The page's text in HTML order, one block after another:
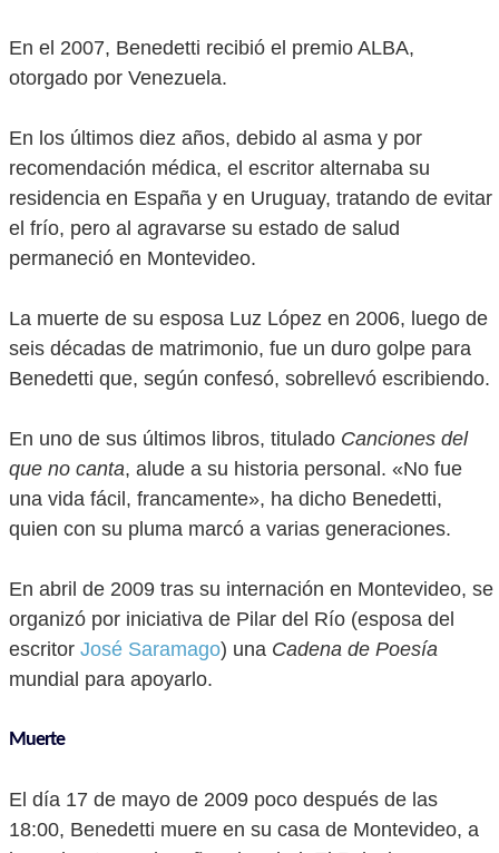
En el 2007, Benedetti recibió el premio ALBA,
otorgado por Venezuela.
En los últimos diez años, debido al asma y por
recomendación médica, el escritor alternaba su
residencia en España y en Uruguay, tratando de evitar
el frío, pero al agravarse su estado de salud
permaneció en Montevideo.
La muerte de su esposa Luz López en 2006, luego de
seis décadas de matrimonio, fue un duro golpe para
Benedetti que, según confesó, sobrellevó escribiendo.
En uno de sus últimos libros, titulado Canciones del
que no canta, alude a su historia personal. «No fue
una vida fácil, francamente», ha dicho Benedetti,
quien con su pluma marcó a varias generaciones.
En abril de 2009 tras su internación en Montevideo, se
organizó por iniciativa de Pilar del Río (esposa del
escritor José Saramago) una Cadena de Poesía
mundial para apoyarlo.
Muerte
El día 17 de mayo de 2009 poco después de las
18:00, Benedetti muere en su casa de Montevideo, a